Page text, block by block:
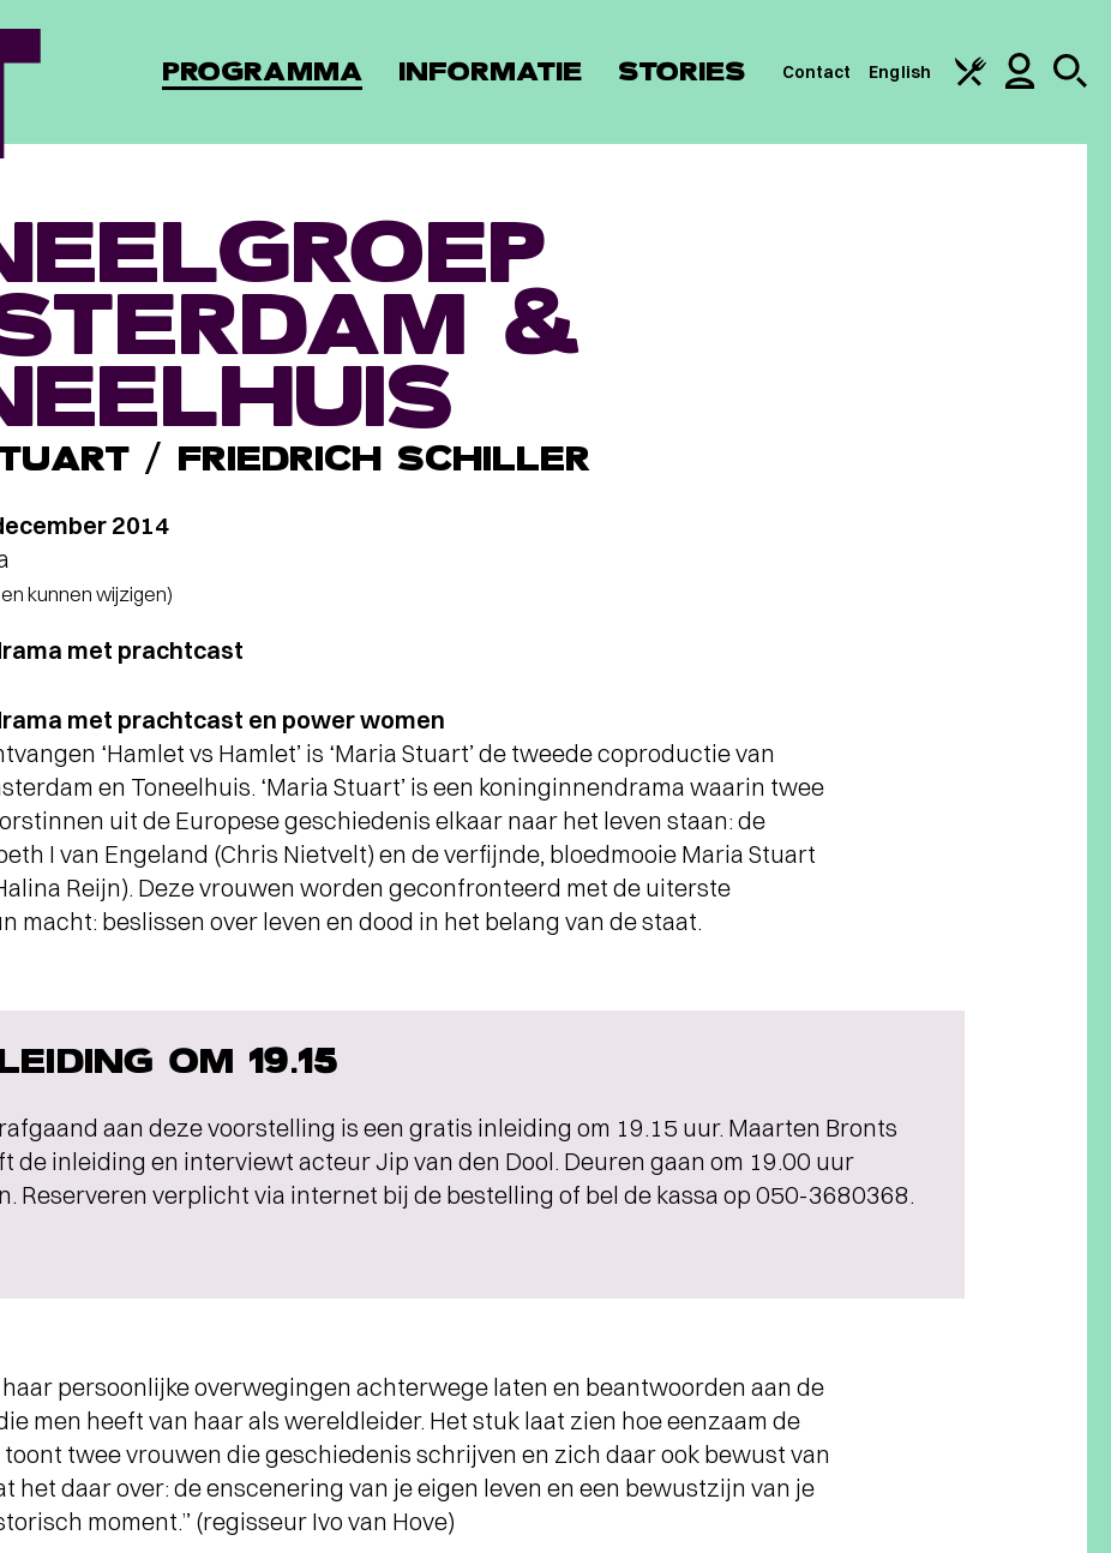
PROGRAMMA INFORMATIE STORIES Contact English
&
/ FRIEDRICH SCHILLER
2014
kunnen wijzigen)
met prachtcast
met prachtcast en power women
‘Hamlet vs Hamlet’ is ‘Maria Stuart’ de tweede coproductie van
en Toneelhuis. ‘Maria Stuart’ is een koninginnendrama waarin twee
uit de Europese geschiedenis elkaar naar het leven staan: de
I van Engeland (Chris Nietvelt) en de verfijnde, bloedmooie Maria Stuart
Reijn). Deze vrouwen worden geconfronteerd met de uiterste
macht: beslissen over leven en dood in het belang van de staat.
OM 19.15
aan deze voorstelling is een gratis inleiding om 19.15 uur. Maarten Bronts
de inleiding en interviewt acteur Jip van den Dool. Deuren gaan om 19.00 uur
Reserveren verplicht via internet bij de bestelling of bel de kassa op 050-3680368.
persoonlijke overwegingen achterwege laten en beantwoorden aan de
men heeft van haar als wereldleider. Het stuk laat zien hoe eenzaam de
twee vrouwen die geschiedenis schrijven en zich daar ook bewust van
het daar over: de enscenering van je eigen leven en een bewustzijn van je
moment.” (regisseur Ivo van Hove)